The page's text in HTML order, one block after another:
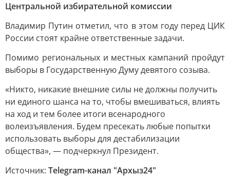
Центральной избирательной комиссии
Владимир Путин отметил, что в этом году перед ЦИК
России стоят крайне ответственные задачи.
Помимо региональных и местных кампаний пройдут
выборы в Государственную Думу девятого созыва.
«Никто, никакие внешние силы не должны получить
ни единого шанса на то, чтобы вмешиваться, влиять
на ход и тем более итоги всенародного
волеизъявления. Будем пресекать любые попытки
использовать выборы для дестабилизации
общества», — подчеркнул Президент.
Источник: Telegram-канал "Архыз24"